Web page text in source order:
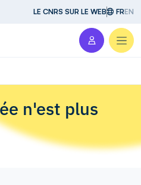
LE CNRS SUR LE WEB FREN
n'est plus